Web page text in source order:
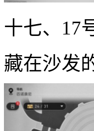
十七、17
藏在沙发